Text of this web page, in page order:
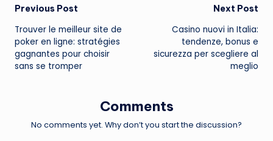
Post
navigation
Previous Post
Trouver le meilleur site de
poker en ligne: stratégies
gagnantes pour choisir
sans se tromper
Next Post
Casino nuovi in Italia:
tendenze, bonus e
sicurezza per scegliere al
meglio
Comments
No comments yet. Why don’t you start the discussion?